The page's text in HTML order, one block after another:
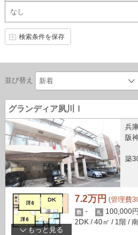
なし
検索条件を保存
並び替え
グランディア夙川Ⅰ
兵
阪
築
もっと見る
7.2万円 (管理費
-
100,000円
2DK / 40㎡ / 1階 / 南